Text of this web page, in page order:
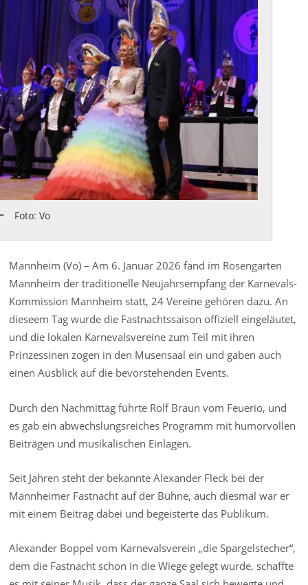
Foto: Vo
Mannheim (Vo) – Am 6. Januar 2026 fand im Rosengarten
Mannheim der traditionelle Neujahrsempfang der Karnevals-
Kommission Mannheim statt, 24 Vereine gehören dazu. An
dieseem Tag wurde die Fastnachtssaison offiziell eingeläutet,
und die lokalen Karnevalsvereine zum Teil mit ihren
Prinzessinen zogen in den Musensaal ein und gaben auch
einen Ausblick auf die bevorstehenden Events.
Durch den Nachmittag führte Rolf Braun vom Feuerio, und
es gab ein abwechslungsreiches Programm mit humorvollen
Beiträgen und musikalischen Einlagen.
Seit Jahren steht der bekannte Alexander Fleck bei der
Mannheimer Fastnacht auf der Bühne, auch diesmal war er
mit einem Beitrag dabei und begeisterte das Publikum.
Alexander Boppel vom Karnevalsverein „die Spargelstecher“,
dem die Fastnacht schon in die Wiege gelegt wurde, schaffte